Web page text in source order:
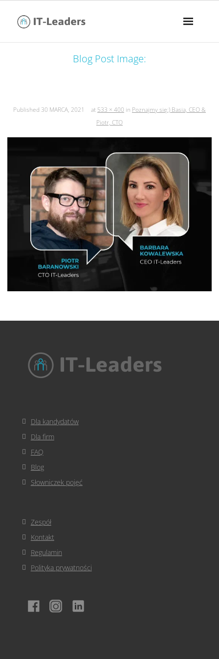
Blog Post Image:
Published 30 MARCA, 2021 at 533 × 400 in Poznajmy się:) Basia, CEO &
Piotr, CTO
Dla kandydatów
Dla firm
FAQ
Blog
Słowniczek pojęć
Zespół
Kontakt
Regulamin
Polityka prywatności